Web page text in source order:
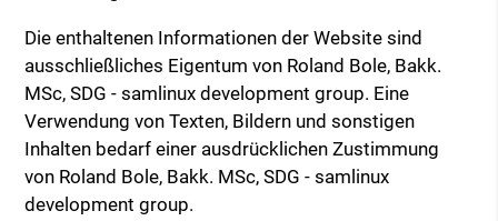
Die enthaltenen Informationen der Website sind
ausschließliches Eigentum von Roland Bole, Bakk.
MSc, SDG - samlinux development group. Eine
Verwendung von Texten, Bildern und sonstigen
Inhalten bedarf einer ausdrücklichen Zustimmung
von Roland Bole, Bakk. MSc, SDG - samlinux
development group.